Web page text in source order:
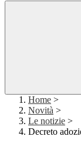
Home >
Novità >
Le notizie >
Decreto